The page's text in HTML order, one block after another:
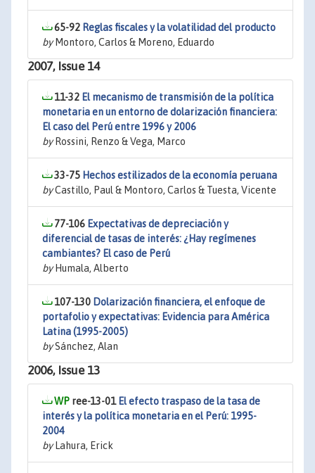
65-92 Reglas fiscales y la volatilidad del producto
byMontoro, Carlos & Moreno, Eduardo
2007, Issue 14
11-32 El mecanismo de transmisión de la política
monetaria en un entorno de dolarización financiera:
El caso del Perú entre 1996 y 2006
byRossini, Renzo & Vega, Marco
33-75 Hechos estilizados de la economía peruana
byCastillo, Paul & Montoro, Carlos & Tuesta, Vicente
77-106 Expectativas de depreciación y
diferencial de tasas de interés: ¿Hay regímenes
cambiantes? El caso de Perú
byHumala, Alberto
107-130 Dolarización financiera, el enfoque de
portafolio y expectativas: Evidencia para América
Latina (1995-2005)
bySánchez, Alan
2006, Issue 13
ree-13-01 El efecto traspaso de la tasa de
interés y la política monetaria en el Perú: 1995-
2004
byLahura, Erick